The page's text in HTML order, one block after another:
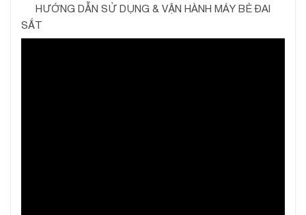
HƯỚNG DẪN SỬ DỤNG & VẬN HÀNH MÁY BẺ ĐAI
SẮT